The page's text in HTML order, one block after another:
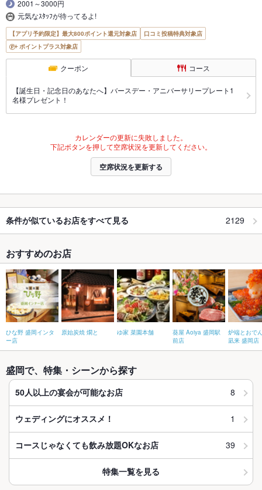
2001～3000円
元気なｽﾀｯﾌが待ってるよ!
【アプリ予約限定】最大800ポイント還元対象店
口コミ投稿特典対象店
ポイントプラス対象店
クーポン コース
【誕生日・記念日のあなたへ】バースデー・アニバーサリープレート1
名様プレゼント！
カレンダーの更新に失敗しました。
下記ボタンを押して空席状況を更新してください。
空席状況を更新する
条件が似ているお店をすべて見る 2129
おすすめのお店
ひな野 盛岡インタ
ー店
原始炭焼 燗と ゆ家 菜園本舗
葵屋 Aoiya 盛岡駅
前店
炉端とおで
凪来 盛岡店
盛岡で、特集・シーンから探す
50人以上の宴会が可能なお店 8
ウェディングにオススメ！ 1
コースじゃなくても飲み放題OKなお店 39
特集一覧を見る